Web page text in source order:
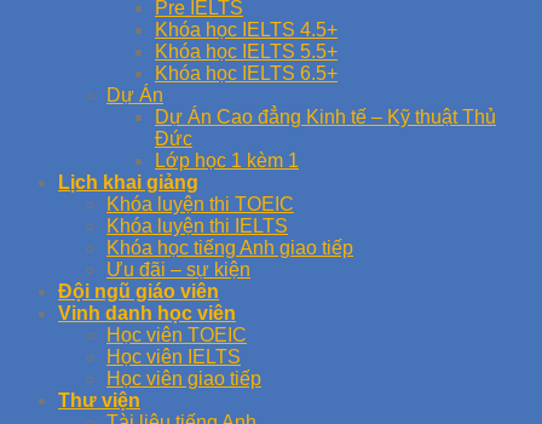
Pre IELTS
Khóa học IELTS 4.5+
Khóa học IELTS 5.5+
Khóa học IELTS 6.5+
Dự Án
Dự Án Cao đẳng Kinh tế – Kỹ thuật Thủ
Đức
Lớp học 1 kèm 1
Lịch khai giảng
Khóa luyện thi TOEIC
Khóa luyện thi IELTS
Khóa học tiếng Anh giao tiếp
Ưu đãi – sự kiện
Đội ngũ giáo viên
Vinh danh học viên
Học viên TOEIC
Học viên IELTS
Học viên giao tiếp
Thư viện